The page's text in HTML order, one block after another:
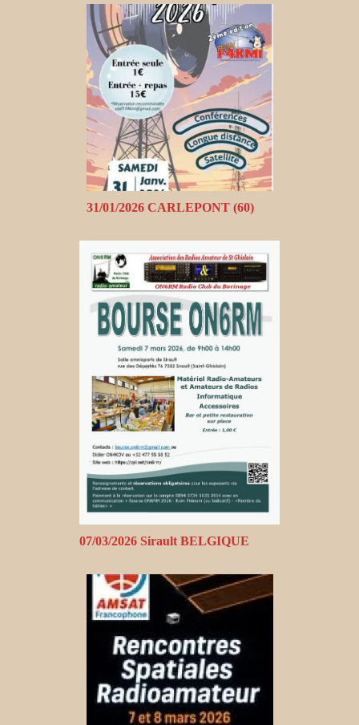
31/01/2026 CARLEPONT (60)
07/03/2026 Sirault BELGIQUE